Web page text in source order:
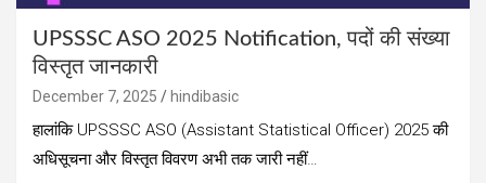
UPSSSC ASO 2025 Notification, पदों की संख्या
विस्तृत जानकारी
December 7, 2025 hindibasic
हालांकि UPSSSC ASO (Assistant Statistical Officer) 2025 की
अधिसूचना और विस्तृत विवरण अभी तक जारी नहीं…